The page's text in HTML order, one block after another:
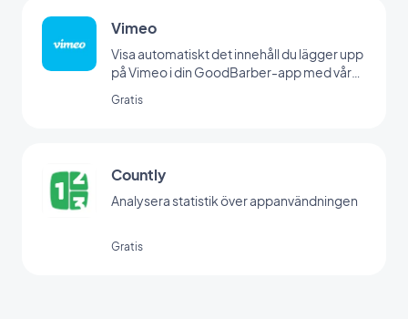
Vimeo
Visa automatiskt det innehåll du lägger upp
på Vimeo i din GoodBarber-app med vår
dina inlägg i realtid.
Gratis
Countly
Analysera statistik över appanvändningen
Gratis